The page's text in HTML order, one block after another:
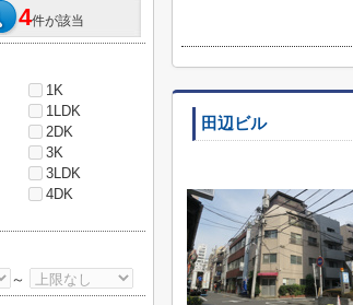
田辺ビル
4件が該当
1K
1LDK
2DK
3K
3LDK
4DK
～